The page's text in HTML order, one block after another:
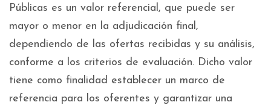
Públicas es un valor referencial, que puede ser
mayor o menor en la adjudicación final,
dependiendo de las ofertas recibidas y su análisis,
conforme a los criterios de evaluación. Dicho valor
tiene como finalidad establecer un marco de
referencia para los oferentes y garantizar una